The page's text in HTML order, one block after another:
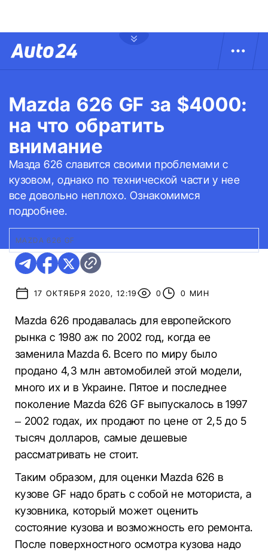
Mazda 626 GF за $4000:
на что обратить
внимание
Мазда 626 славится своими проблемами с
кузовом, однако по технической части у нее
все довольно неплохо. Ознакомимся
подробнее.
MAZDA 626 GF
17 ОКТЯБРЯ 2020, 12:19 0 0 МИН
Mazda 626 продавалась для европейского
рынка с 1980 аж по 2002 год, когда ее
заменила Mazda 6. Всего по миру было
продано 4,3 млн автомобилей этой модели,
много их и в Украине. Пятое и последнее
поколение Mazda 626 GF выпускалось в 1997
– 2002 годах, их продают по цене от 2,5 до 5
тысяч долларов, самые дешевые
рассматривать не стоит.
Таким образом, для оценки Mazda 626 в
кузове GF надо брать с собой не моториста, а
кузовника, который может оценить
состояние кузова и возможность его ремонта.
После поверхностного осмотра кузова надо